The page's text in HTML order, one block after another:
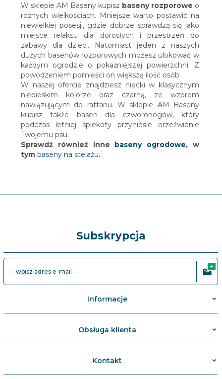
W sklepie AM Baseny kupisz baseny rozporowe o
różnych wielkościach. Mniejsze warto postawić na
niewielkiej posesji, gdzie dobrze sprawdzą się jako
miejsce relaksu dla dorosłych i przestrzeń do
zabawy dla dzieci. Natomiast jeden z naszych
dużych basenów rozporowych możesz ulokować w
każdym ogrodzie o pokaźniejszej powierzchni. Z
powodzeniem pomieści on większą ilość osób.
W naszej ofercie znajdziesz niecki w klasycznym
niebieskim kolorze oraz czarną, ze wzorem
nawiązującym do rattanu. W sklepie AM Baseny
kupisz także basen dla czworonogów, który
podczas letniej spiekoty przyniesie orzeźwienie
Twojemu psu.
Sprawdź również inne baseny ogrodowe, w
tym baseny na stelażu.
Subskrypcja
-- wpisz adres e-mail --
Informacje
Obsługa klienta
Kontakt